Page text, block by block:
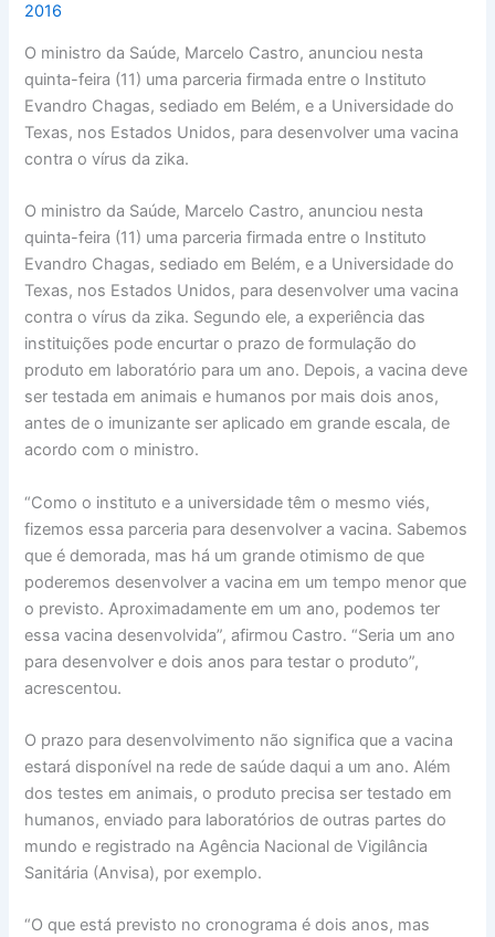
2016
O ministro da Saúde, Marcelo Castro, anunciou nesta
quinta-feira (11) uma parceria firmada entre o Instituto
Evandro Chagas, sediado em Belém, e a Universidade do
Texas, nos Estados Unidos, para desenvolver uma vacina
contra o vírus da zika.
O ministro da Saúde, Marcelo Castro, anunciou nesta
quinta-feira (11) uma parceria firmada entre o Instituto
Evandro Chagas, sediado em Belém, e a Universidade do
Texas, nos Estados Unidos, para desenvolver uma vacina
contra o vírus da zika. Segundo ele, a experiência das
instituições pode encurtar o prazo de formulação do
produto em laboratório para um ano. Depois, a vacina deve
ser testada em animais e humanos por mais dois anos,
antes de o imunizante ser aplicado em grande escala, de
acordo com o ministro.
“Como o instituto e a universidade têm o mesmo viés,
fizemos essa parceria para desenvolver a vacina. Sabemos
que é demorada, mas há um grande otimismo de que
poderemos desenvolver a vacina em um tempo menor que
o previsto. Aproximadamente em um ano, podemos ter
essa vacina desenvolvida”, afirmou Castro. “Seria um ano
para desenvolver e dois anos para testar o produto”,
acrescentou.
O prazo para desenvolvimento não significa que a vacina
estará disponível na rede de saúde daqui a um ano. Além
dos testes em animais, o produto precisa ser testado em
humanos, enviado para laboratórios de outras partes do
mundo e registrado na Agência Nacional de Vigilância
Sanitária (Anvisa), por exemplo.
“O que está previsto no cronograma é dois anos, mas